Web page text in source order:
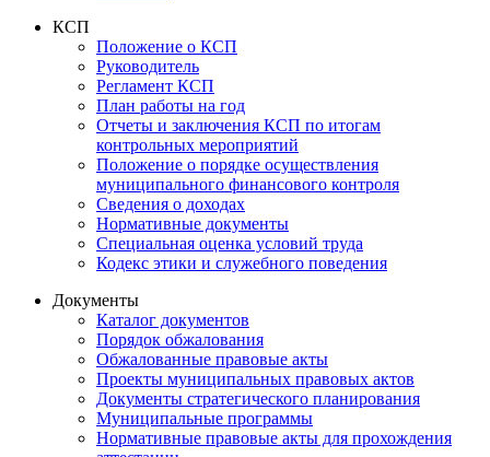
КСП
Положение о КСП
Руководитель
Регламент КСП
План работы на год
Отчеты и заключения КСП по итогам
контрольных мероприятий
Положение о порядке осуществления
муниципального финансового контроля
Сведения о доходах
Нормативные документы
Специальная оценка условий труда
Кодекс этики и служебного поведения
Документы
Каталог документов
Порядок обжалования
Обжалованные правовые акты
Проекты муниципальных правовых актов
Документы стратегического планирования
Муниципальные программы
Нормативные правовые акты для прохождения